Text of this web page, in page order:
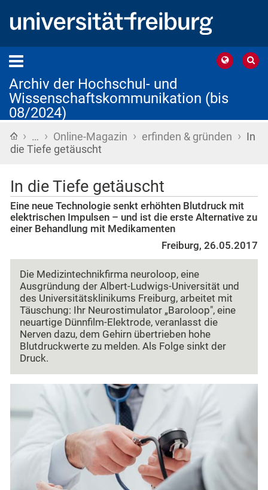
Archiv der Hochschul- und
Wissenschaftskommunikation (bis
08/2024)
Startseite
› … › Online-Magazin › erfinden & gründen › In
die Tiefe getäuscht
In die Tiefe getäuscht
Eine neue Technologie senkt erhöhten Blutdruck mit
elektrischen Impulsen – und ist die erste Alternative zu
einer Behandlung mit Medikamenten
Freiburg, 26.05.2017
Die Medizintechnikfirma neuroloop, eine
Ausgründung der Albert-Ludwigs-Universität und
des Universitätsklinikums Freiburg, arbeitet mit
Täuschung: Ihr Neurostimulator „Baroloop", eine
neuartige Dünnfilm-Elektrode, veranlasst die
Nerven dazu, dem Gehirn übertrieben hohe
Blutdruckwerte zu melden. Als Folge sinkt der
Druck.